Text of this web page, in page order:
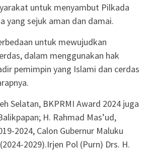
untuk menyambut Pilkada
yang sejuk aman dan damai.
untuk mewujudkan
dalam menggunakan hak
pemimpin yang Islami dan cerdas
Selatan, BKPRMI Award 2024 juga
H. Rahmad Mas’ud,
2024, Calon Gubernur Maluku
2029).Irjen Pol (Purn) Drs. H.